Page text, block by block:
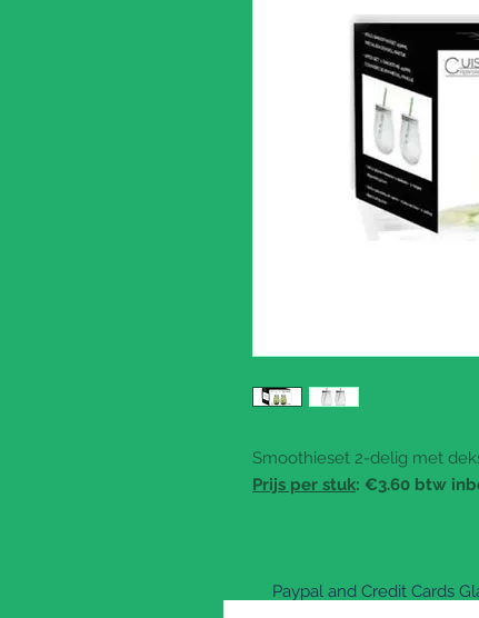
Smoothieset 2-delig met
Prijs per stuk: €3.60 btw
Paypal and Credit Cards